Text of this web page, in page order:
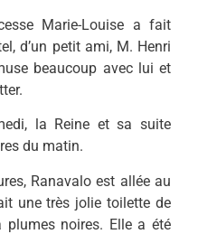
Marie-Louise a fait
d’un petit ami, M. Henri
beaucoup avec lui et
la Reine et sa suite
du matin.
Ranavalo est allée au
une très jolie toilette de
noires. Elle a été